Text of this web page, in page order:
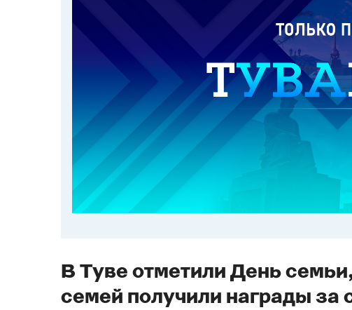
В Туве отметили День
семей получили награды за